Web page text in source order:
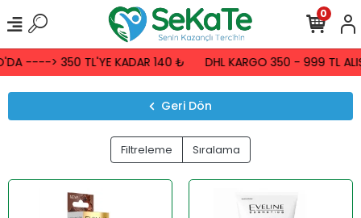
----> 350 TL'YE KADAR 140 ₺ DHL KARGO 350 - 999 TL
0
Geri Dön
Filtreleme Sıralama